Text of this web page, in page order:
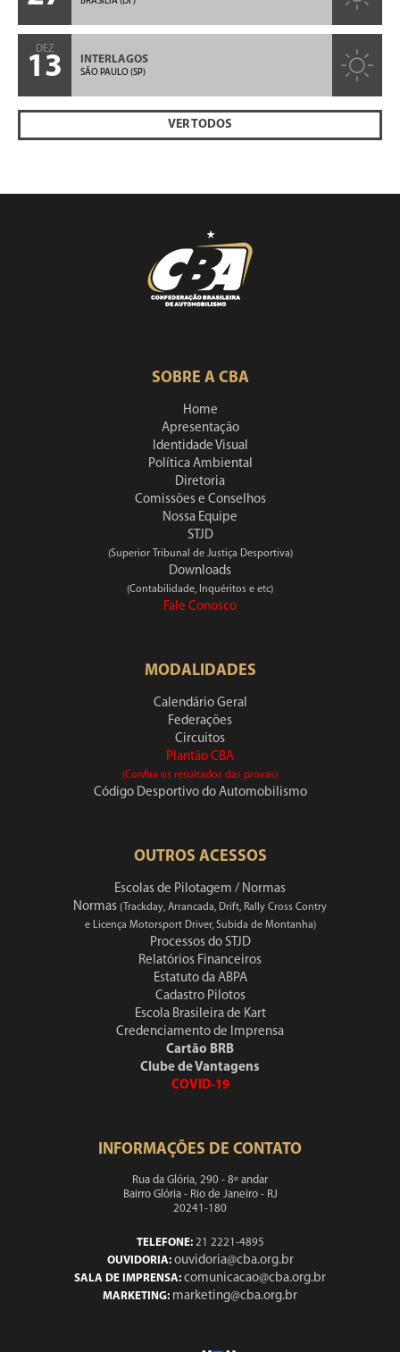
DEZ
13 INTERLAGOS
SÃO PAULO (SP)
VER TODOS
SOBRE A CBA
Home
Apresentação
Identidade Visual
Política Ambiental
Diretoria
Comissões e Conselhos
Nossa Equipe
STJD
(Superior Tribunal de Justiça Desportiva)
Downloads
(Contabilidade, Inquéritos e etc)
Fale Conosco
MODALIDADES
Calendário Geral
Federações
Circuitos
Plantão CBA
(Confira os resultados das provas)
Código Desportivo do Automobilismo
OUTROS ACESSOS
Escolas de Pilotagem / Normas
Normas (Trackday, Arrancada, Drift, Rally Cross Contry
e Licença Motorsport Driver, Subida de Montanha)
Processos do STJD
Relatórios Financeiros
Estatuto da ABPA
Cadastro Pilotos
Escola Brasileira de Kart
Credenciamento de Imprensa
Cartão BRB
Clube de Vantagens
COVID-19
INFORMAÇÕES DE CONTATO
Rua da Glória, 290 - 8º andar
Bairro Glória - Rio de Janeiro - RJ
20241-180
TELEFONE:21 2221-4895
OUVIDORIA: ouvidoria@cba.org.br
SALA DE IMPRENSA: comunicacao@cba.org.br
MARKETING: marketing@cba.org.br